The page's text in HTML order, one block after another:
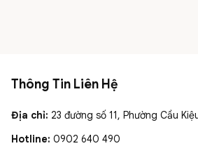
Thông Tin Liên Hệ
Địa chỉ: 23 đường số 11, Phường Cầu
Hotline: 0902 640 490